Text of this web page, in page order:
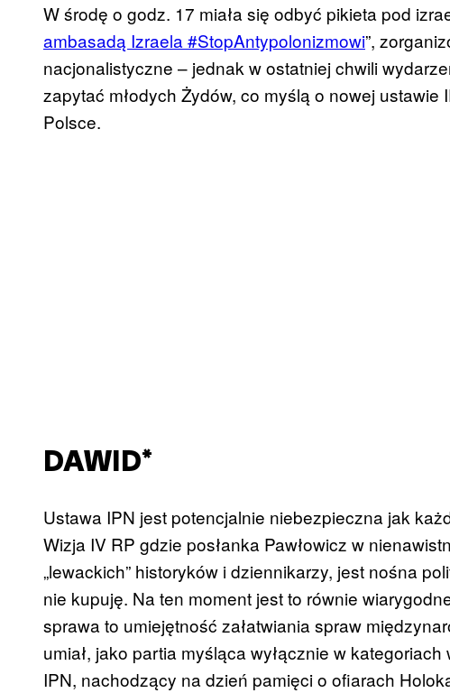
W środę o godz. 17 miała się odbyć pikieta pod
ambasadą Izraela #StopAntypolonizmowi”,
nacjonalistyczne – jednak w ostatniej chwili
zapytać młodych Żydów, co myślą o nowej
Polsce.
DAWID*
Ustawa IPN jest potencjalnie niebezpieczna jak
Wizja IV RP gdzie posłanka Pawłowicz w
„lewackich” historyków i dziennikarzy, jest nośna
nie kupuję. Na ten moment jest to równie
sprawa to umiejętność załatwiania spraw
umiał, jako partia myśląca wyłącznie w
IPN, nachodzący na dzień pamięci o ofiarach